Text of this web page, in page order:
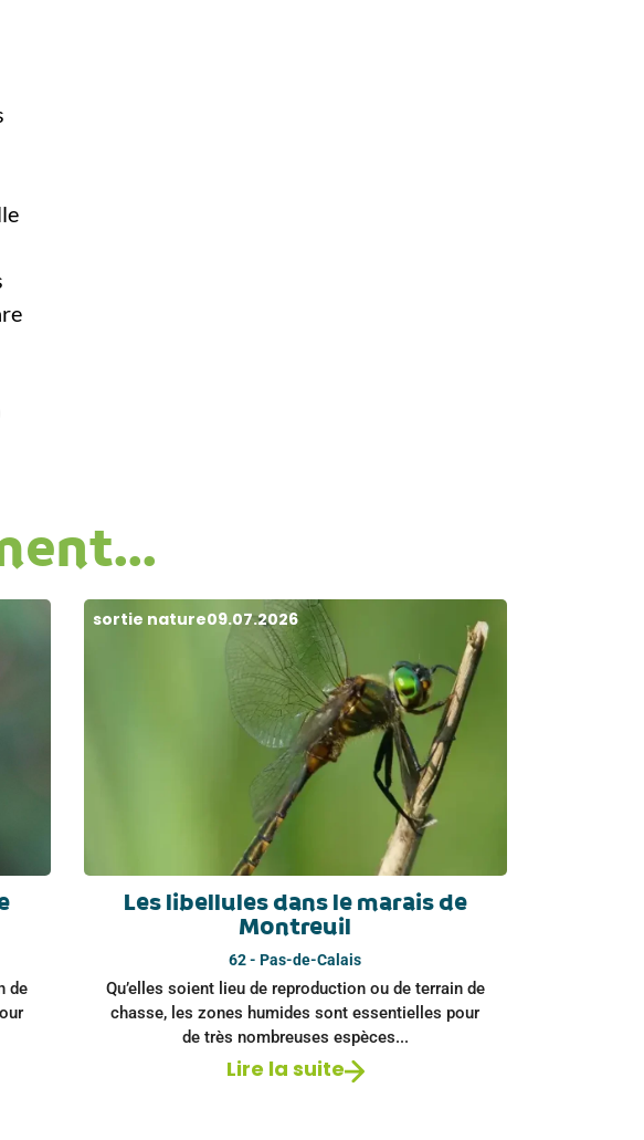
de
sortie nature09.07.2026
Les libellules dans le marais de
Montreuil
62 - Pas-de-Calais
Qu’elles soient lieu de reproduction ou de terrain de
chasse, les zones humides sont essentielles pour
de très nombreuses espèces...
Lire la suite